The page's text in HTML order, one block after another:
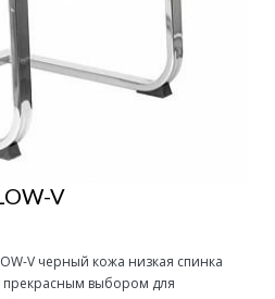
V
V черный кожа низкая спинка
прекрасным выбором для